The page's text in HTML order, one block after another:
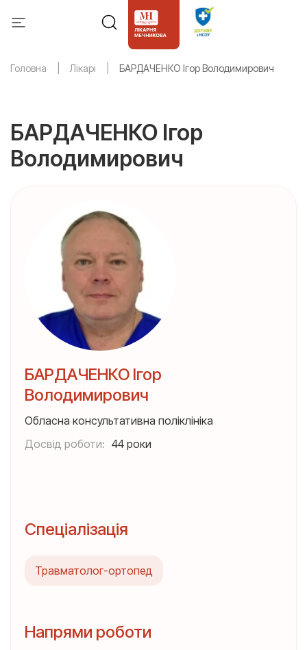
Головна Лікарі БАРДАЧЕНКО Ігор Володимирович
БАРДАЧЕНКО Ігор
Володимирович
БАРДАЧЕНКО Ігор
Володимирович
Обласна консультативна поліклініка
Досвід роботи: 44 роки
Спеціалізація
Травматолог-ортопед
Напрями роботи